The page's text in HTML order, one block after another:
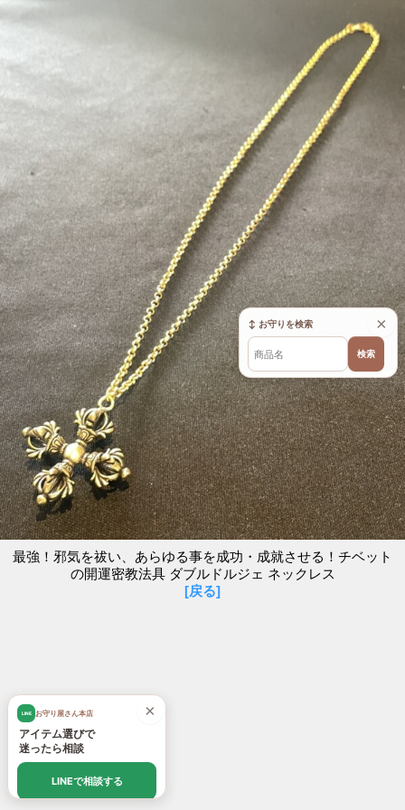
最強！邪気を祓い、あらゆる事を成功・成就させる！チベット
の開運密教法具 ダブルドルジェ ネックレス
[戻る]
×
LINE お守り屋さん本店
アイテム選びで
迷ったら相談
LINEで相談する
×
↕ お守りを検索
検索